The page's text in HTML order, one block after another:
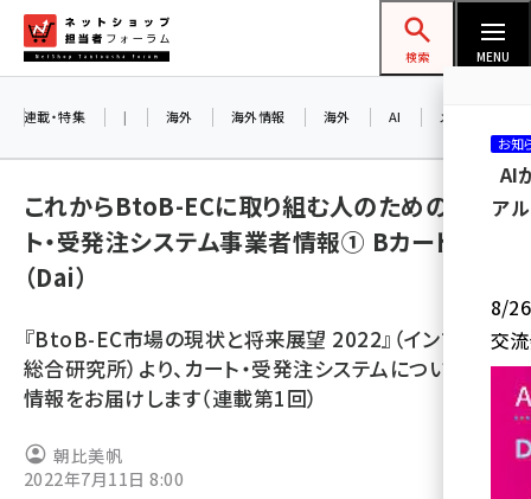
ン
ネットショップ担当者フォーラム
検索 MENU
楽天 (1874)
ecbeing (1211)
アスクル (1122)
base (1083)
連載・特集 | 海外 海外情報 海外 AI メタバース
これからBtoB-ECに取り組む人のための、カー
ト・受発注システム事業者情報① Bカート
（Dai）
『BtoB-EC市場の現状と将来展望 2022』（インプレス
総合研究所）より、カート・受発注システムについての
情報をお届けします（連載第1回）
朝比美帆
2022年7月11日 8:00
お知
AI
ア
8/26
交